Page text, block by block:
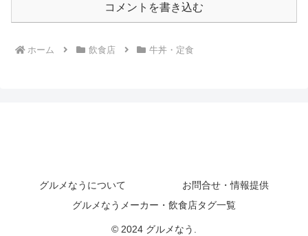
コメントを書き込む
ホーム 飲食店 牛丼・定食
グルメなうについて
お問合せ・情報提供
グルメなうメーカー・飲食店タグ一覧
© 2024 グルメなう.